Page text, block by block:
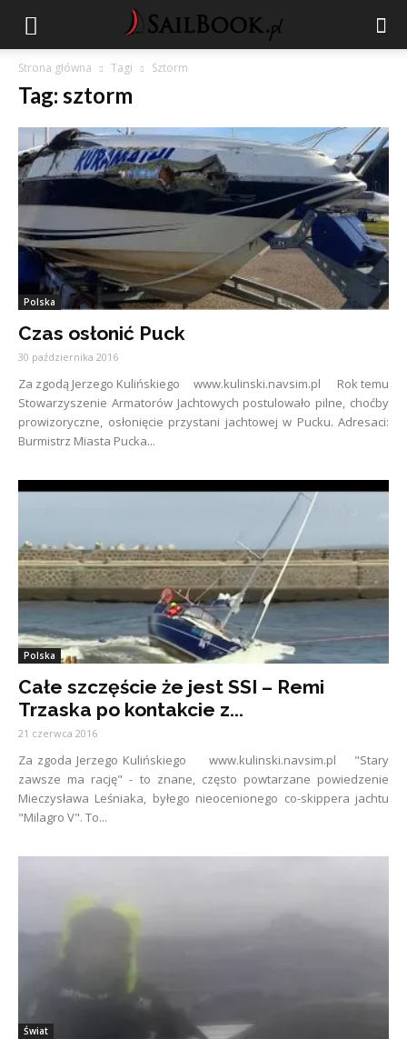
Strona główna Tagi Sztorm
Tag: sztorm
Polska
Czas osłonić Puck
30 października 2016
Za zgodą Jerzego Kulińskiego www.kulinski.navsim.pl Rok temu
Stowarzyszenie Armatorów Jachtowych postulowało pilne, choćby
prowizoryczne, osłonięcie przystani jachtowej w Pucku. Adresaci:
Burmistrz Miasta Pucka...
Polska
Całe szczęście że jest SSI – Remi
Trzaska po kontakcie z...
21 czerwca 2016
Za zgoda Jerzego Kulińskiego www.kulinski.navsim.pl "Stary
zawsze ma rację" - to znane, często powtarzane powiedzenie
Mieczysława Leśniaka, byłego nieocenionego co-skippera jachtu
"Milagro V". To...
Świat